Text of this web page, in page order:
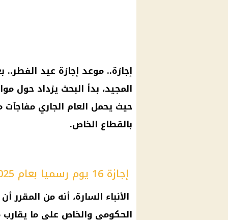
إجازة.. موعد إجازة عيد الفطر..
حيث يحمل العام الجاري
بالقطاع الخاص.
إجازة 16 يوم رسميا بعام 2025
الأنباء السارة، أنه من